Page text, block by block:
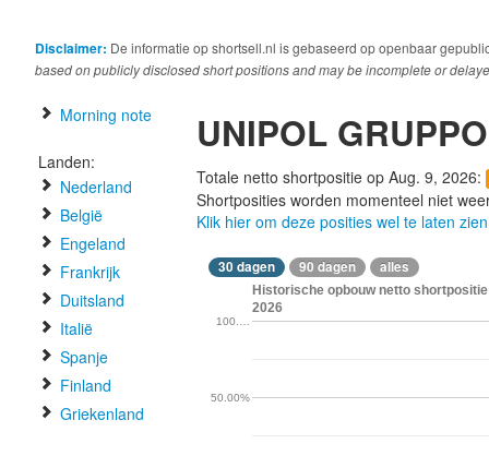
Disclaimer: De informatie op shortsell.nl is gebaseerd op openbaar
based on publicly disclosed short positions and may be incomplete or
Morning note
Landen:
Nederland
België
Engeland
Frankrijk
Duitsland
Italië
Spanje
Finland
Griekenland
UNIPOL GRUPPO
Totale netto shortpositie op Aug. 9, 2026:
Shortposities worden momenteel niet
Klik hier om deze posities wel te laten zien
30 dagen 90 dagen alles
Historische opbouw netto shortpositie
2026
50.00%
100.…